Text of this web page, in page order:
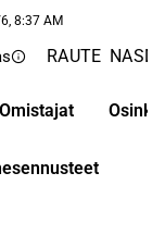
8:37 AM
RAUTE
Omistajat Osinko